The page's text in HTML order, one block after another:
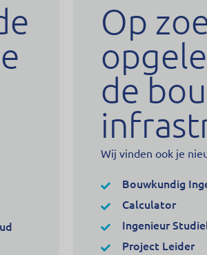
Op
de
Wij vinden ook je
Bouwkundig
Calculator
Ingenieur
Project Leider